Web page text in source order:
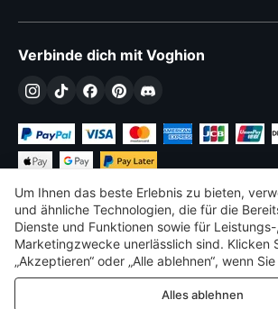
Verbinde dich mit Voghion
€ EUR Germany
©2026 Voghion
Terms & amp; Bedingungen
Um Ihnen das beste Erlebnis zu bieten,
und ähnliche Technologien, die für die
Dienste und Funktionen sowie für
Marketingzwecke unerlässlich sind. Klicken
„Akzeptieren“ oder „Alle ablehnen“, wenn
Leistungs-, Analyse- und Marketingzwecke
ablehnen möchten. Weitere Informationen
Alles ablehnen